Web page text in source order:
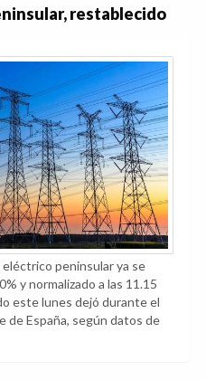
restablecido
peninsular ya se
y normalizado a las 11.15
este lunes dejó durante el
de España, según datos de